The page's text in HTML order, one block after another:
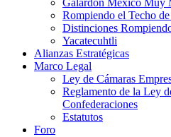
Galardón México Muy
Rompiendo el Techo
Distinciones
Yacatecuhtli
Alianzas Estratégicas
Marco Legal
Ley de Cámaras
Reglamento de la Ley
Confederaciones
Estatutos
Foro